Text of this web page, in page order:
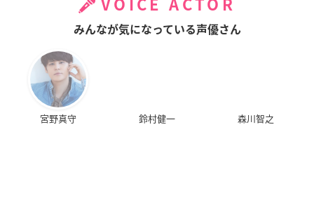
VOICE ACTOR
みんなが気になっている声優さん
宮野真守 鈴村健一 森川智之